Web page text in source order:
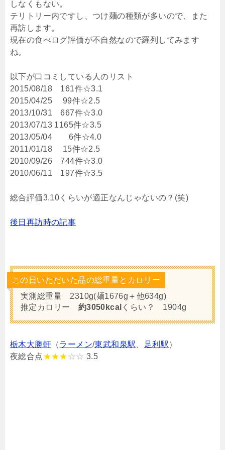
しなくもない。
テリトリー内ですし、つけ麺の種類が多いので、また
再訪します。
現在の食べログ評価が不自然なので羅列してみます
ね。
以下が口コミしている人のリスト
2015/08/18 161件☆3.1
2015/04/25 99件☆2.5
2013/10/31 667件☆3.0
2013/07/13 1165件☆3.5
2013/05/04 6件☆4.0
2011/01/18 15件☆2.5
2010/09/26 744件☆3.0
2010/06/11 197件☆3.5
総合評価3.10くらいが適正なんじゃないの？(笑)
後日再訪時の記事
この日いただいた品の総重量とカロリー
実測総重量 2310g(麺1676g＋他634g)
推定カロリー 約3050kcal くらい？ 1904g
栃木大勝軒 （ラーメン/東武和泉駅、 足利駅）
夜総合点★★★ ☆☆ 3.5